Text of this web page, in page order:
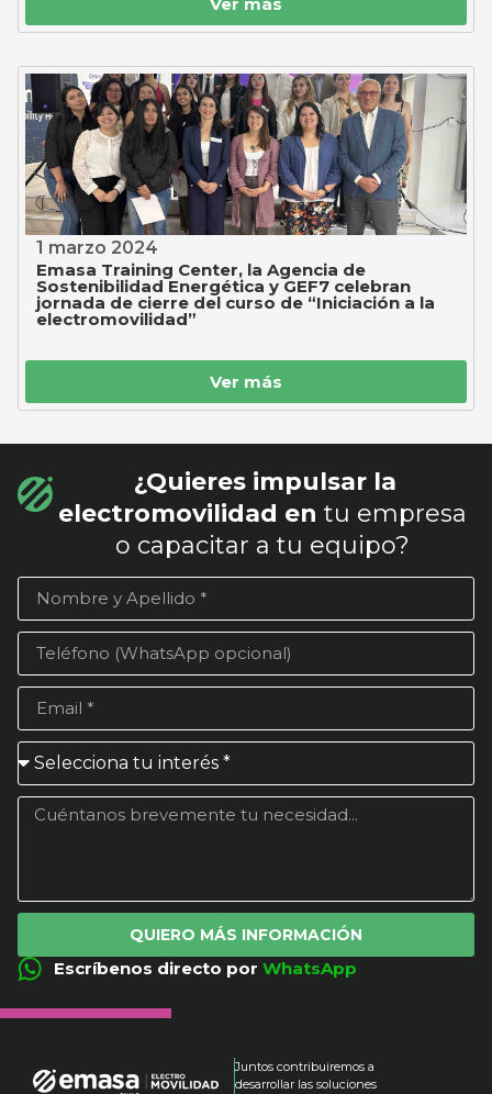
1 marzo 2024
Emasa Training Center, la Agencia de
Sostenibilidad Energética y GEF7 celebran
jornada de cierre del curso de “Iniciación a la
electromovilidad”
Ver más
¿Quieres impulsar la
electromovilidad en tu empresa
o capacitar a tu equipo?
QUIERO MÁS INFORMACIÓN
Escríbenos directo por WhatsApp
Juntos contribuiremos a
desarrollar las soluciones